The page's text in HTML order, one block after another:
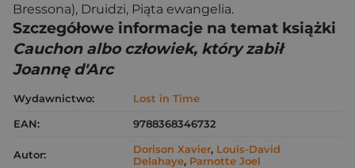
Bressona), Druidzi, Piąta ewangelia.
Szczegółowe informacje na temat książki
Cauchon albo człowiek, który zabił
Joannę d'Arc
Wydawnictwo:
Lost in Time
EAN:
9788368346732
Autor: Dorison Xavier, Louis-David
Delahaye, Parnotte Joel